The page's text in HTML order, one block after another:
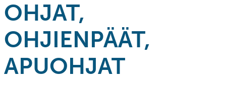
OHJAT,
OHJIENPÄÄT,
APUOHJAT